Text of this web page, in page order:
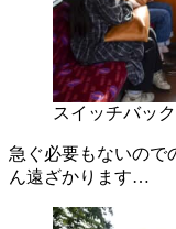
スイッチバッ
急ぐ必要もないので
ん遠ざかります…